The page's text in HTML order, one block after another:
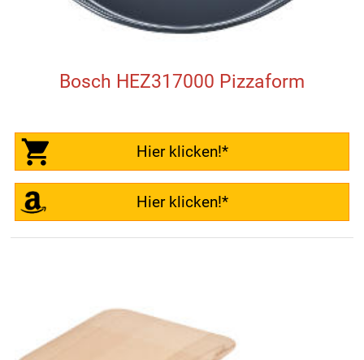
Bosch HEZ317000 Pizzaform
Hier klicken!*
Hier klicken!*